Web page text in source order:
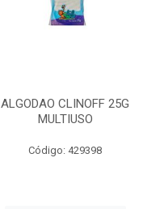
ALGODAO CLINOFF 25G
MULTIUSO
Código: 429398